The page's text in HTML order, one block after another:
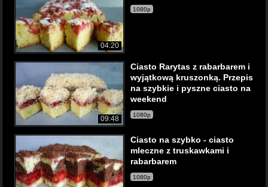
04:20
1080p
09:48
Ciasto Rarytas z rabarbarem i
wyjątkową kruszonką. Przepis
na szybkie i pyszne ciasto na
weekend
1080p
Ciasto na szybko - ciasto
mleczne z truskawkami i
rabarbarem
1080p